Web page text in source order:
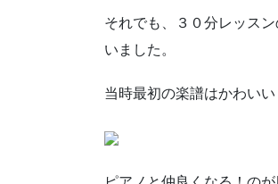
それでも、３０分レッス
いました。
当時最初の楽譜はかわい